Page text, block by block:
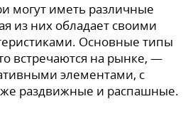
могут иметь различные
из них обладает своими
Основные типы
встречаются на рынке, —
элементами, с
раздвижные и распашные.